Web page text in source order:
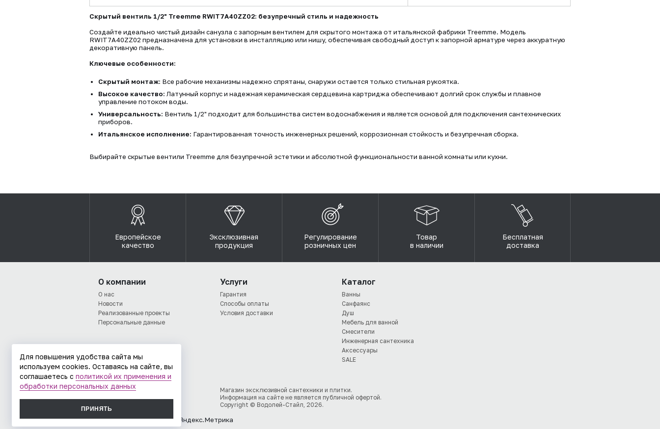
Скрытый вентиль 1/2" Treemme RWIT7A40ZZ02: безупречный стиль и надежность
Создайте идеально чистый дизайн санузла с запорным вентилем для скрытого монтажа от итальянской фабрики Treemme. Модель
RWIT7A40ZZ02 предназначена для установки в инсталляцию или нишу, обеспечивая свободный доступ к запорной арматуре через аккуратную
декоративную панель.
Ключевые особенности:
Скрытый монтаж: Все рабочие механизмы надежно спрятаны, снаружи остается только стильная рукоятка.
Высокое качество: Латунный корпус и надежная керамическая сердцевина картриджа обеспечивают долгий срок службы и плавное
управление потоком воды.
Универсальность: Вентиль 1/2" подходит для большинства систем водоснабжения и является основой для подключения сантехнических
приборов.
Итальянское исполнение: Гарантированная точность инженерных решений, коррозионная стойкость и безупречная сборка.
Выбирайте скрытые вентили Treemme для безупречной эстетики и абсолютной функциональности ванной комнаты или кухни.
Европейское
качество
Эксклюзивная
продукция
Регулирование
розничных цен
Товар
в наличии
Бесплатная
доставка
О компании
О нас
Новости
Реализованные проекты
Персональные данные
Услуги
Гарантия
Способы оплаты
Условия доставки
Каталог
Ванны
Санфаянс
Душ
Мебель для ванной
Смесители
Инженерная сантехника
Аксессуары
SALE
Магазин эксклюзивной сантехники и плитки.
Информация на сайте не является публичной офертой.
Copyright © Водолей-Стайл, 2026.
Для повышения удобства сайта мы
используем cookies. Оставаясь на сайте, вы
соглашаетесь с политикой их применения и
обработки персональных данных
ПРИНЯТЬ